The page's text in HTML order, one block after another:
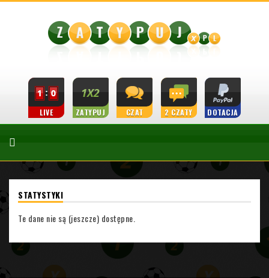
LIVE ZATYPUJ CZAT 2 CZATY DOTACJA
STATYSTYKI
Te dane nie są (jeszcze) dostępne.